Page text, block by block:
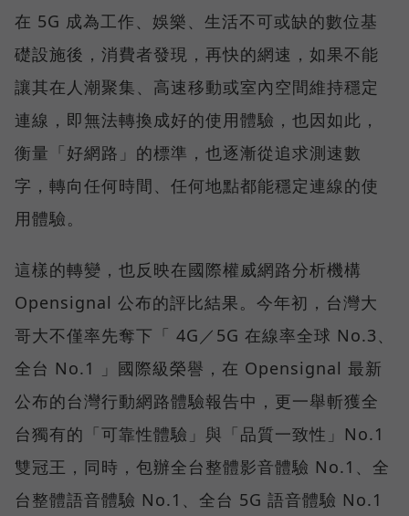
在 5G 成為工作、娛樂、生活不可或缺的數位基
礎設施後，消費者發現，再快的網速，如果不能
讓其在人潮聚集、高速移動或室內空間維持穩定
連線，即無法轉換成好的使用體驗，也因如此，
衡量「好網路」的標準，也逐漸從追求測速數
字，轉向任何時間、任何地點都能穩定連線的使
用體驗。
這樣的轉變，也反映在國際權威網路分析機構
Opensignal 公布的評比結果。今年初，台灣大
哥大不僅率先奪下「 4G／5G 在線率全球 No.3、
全台 No.1 」國際級榮譽，在 Opensignal 最新
公布的台灣行動網路體驗報告中，更一舉斬獲全
台獨有的「可靠性體驗」與「品質一致性」No.1
雙冠王，同時，包辦全台整體影音體驗 No.1、全
台整體語音體驗 No.1、全台 5G 語音體驗 No.1